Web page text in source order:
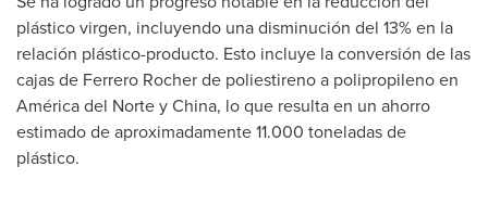
plástico virgen, incluyendo una disminución del 13% en la
relación plástico-producto. Esto incluye la conversión de las
cajas de Ferrero Rocher de poliestireno a polipropileno en
América del Norte yChina, lo que resulta en un ahorro
estimado de aproximadamente 11.000 toneladas de
plástico.